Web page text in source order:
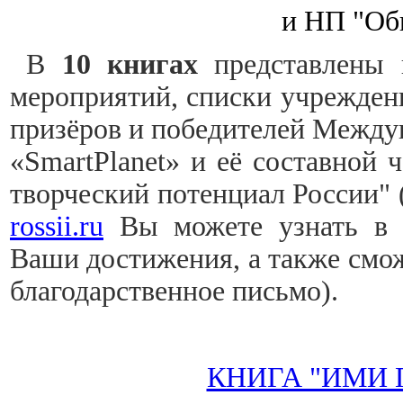
и НП
В 10 книгах
мероприятий, списки
призёров и победителей
«SmartPlanet» и её составной
творческий потенциал
rossii.ru Вы можете узнать в
Ваши достижения, а также
благодарственное письмо).
КНИГА "ИМИ